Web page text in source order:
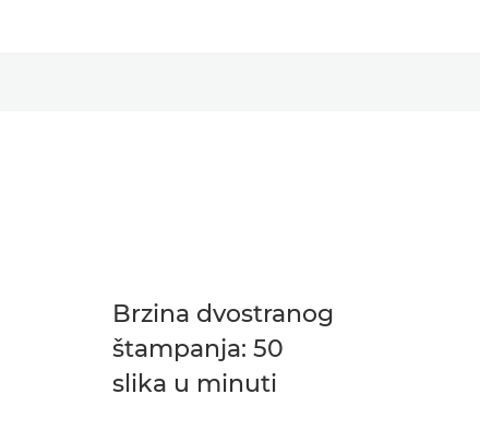
Brzina dvostranog
štampanja: 50
slika u minuti